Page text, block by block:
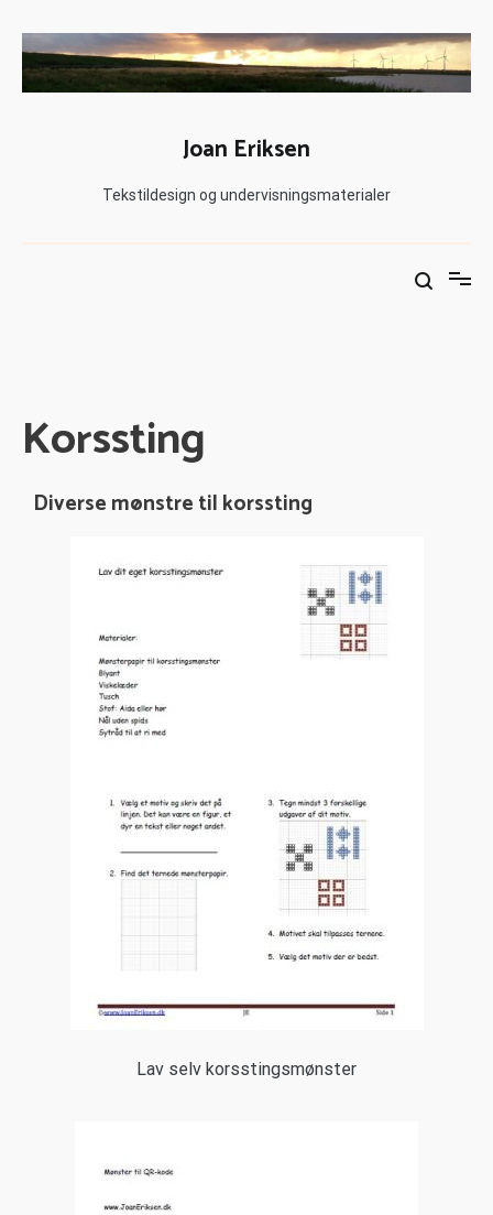
Joan Eriksen
Tekstildesign og undervisningsmaterialer
Korssting
Diverse mønstre til korssting
Lav selv korsstingsmønster